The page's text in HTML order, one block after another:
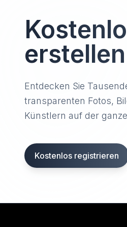
erstellen
Entdecken Sie
transparenten Fotos,
Künstlern auf der
Kostenlos registrieren